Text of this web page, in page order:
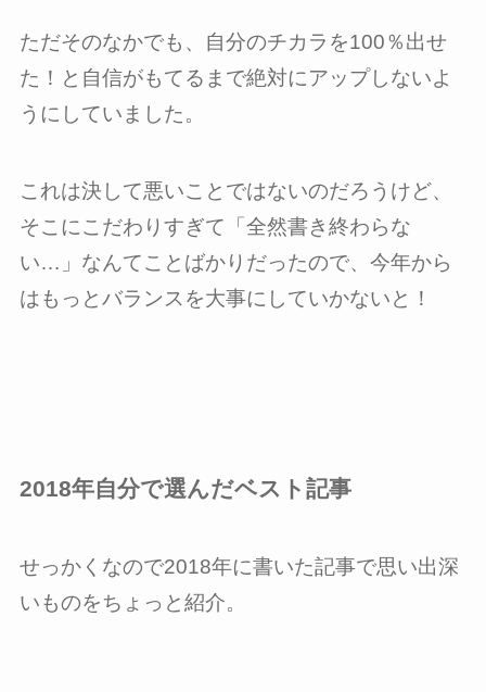
ただそのなかでも、自分のチカラを100％出せ
た！と自信がもてるまで絶対にアップしないよ
うにしていました。
これは決して悪いことではないのだろうけど、
そこにこだわりすぎて「全然書き終わらな
い…」なんてことばかりだったので、今年から
はもっとバランスを大事にしていかないと！
2018年自分で選んだベスト記事
せっかくなので2018年に書いた記事で思い出深
いものをちょっと紹介。